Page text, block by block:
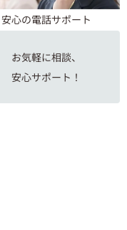
安心の電話サポート
お気軽に相談、
安心サポート！